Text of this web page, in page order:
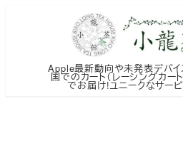
Apple最新動向や未発表デバイ
国でのカート（レーシングカー
でお届け!ユニークなサー